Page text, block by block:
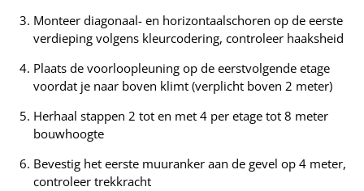
Monteer diagonaal- en horizontaalschoren op de eerste
verdieping volgens kleurcodering, controleer haaksheid
Plaats de voorloopleuning op de eerstvolgende etage
voordat je naar boven klimt (verplicht boven 2 meter)
Herhaal stappen 2 tot en met 4 per etage tot 8 meter
bouwhoogte
Bevestig het eerste muuranker aan de gevel op 4 meter,
controleer trekkracht